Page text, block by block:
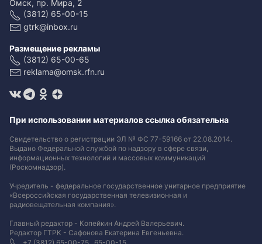
Омск, пр. Мира, 2
(3812) 65-00-15
gtrk@inbox.ru
Размещение рекламы
(3812) 65-00-65
reklama@omsk.rfn.ru
При использовании материалов ссылка обязательна
Свидетельство о регистрации ЭЛ № ФС 77-59166 от 22.08.2014.
Выдано Федеральной службой по надзору в сфере связи,
информационных технологий и массовых коммуникаций
(Роскомнадзор).
Учредитель - федеральное государственное унитарное предприятие
«Всероссийская государственная телевизионная и
радиовещательная компания».
Главный редактор - Копейкин Андрей Валерьевич.
Редактор ГТРК - Сафонова Екатерина Евгеньевна.